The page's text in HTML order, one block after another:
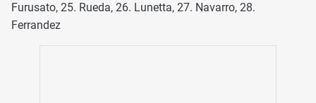
Furusato, 25. Rueda, 26. Lunetta, 27. Navarro, 28.
Ferrandez